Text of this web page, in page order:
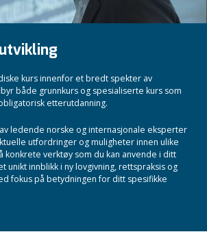
kurs innenfor et bredt spekter av
både grunnkurs og spesialiserte kurs som
etterutdanning.
ledende norske og internasjonale eksperter
utfordringer og muligheter innen ulike
konkrete verktøy som du kan anvende i ditt
unikt innblikk i ny lovgivning, rettspraksis og
fokus på betydningen for ditt spesifikke